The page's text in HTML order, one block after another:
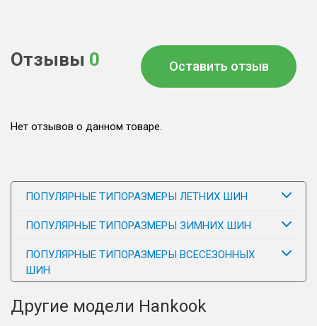
Отзывы 0 Оставить отзыв
Нет отзывов о данном товаре.
ПОПУЛЯРНЫЕ ТИПОРАЗМЕРЫ ЛЕТНИХ ШИН
ПОПУЛЯРНЫЕ ТИПОРАЗМЕРЫ ЗИМНИХ ШИН
ПОПУЛЯРНЫЕ ТИПОРАЗМЕРЫ ВСЕСЕЗОННЫХ
ШИН
Другие модели Hankook